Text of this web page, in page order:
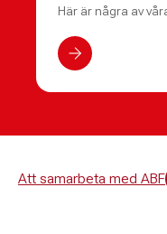
Här är några av
Att samarbeta med ABF